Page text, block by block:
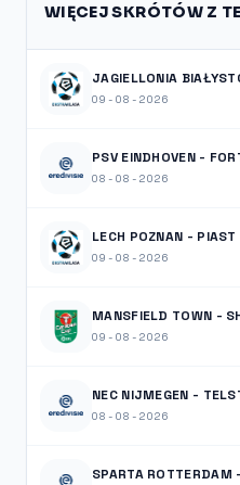
WIĘCEJ SKRÓTÓW Z
JAGIELLONIA
09-08-2026
PSV EINDHOVEN -
08-08-2026
LECH POZNAN - PIAST
09-08-2026
MANSFIELD TOWN -
09-08-2026
NEC NIJMEGEN -
08-08-2026
SPARTA ROTTERDAM